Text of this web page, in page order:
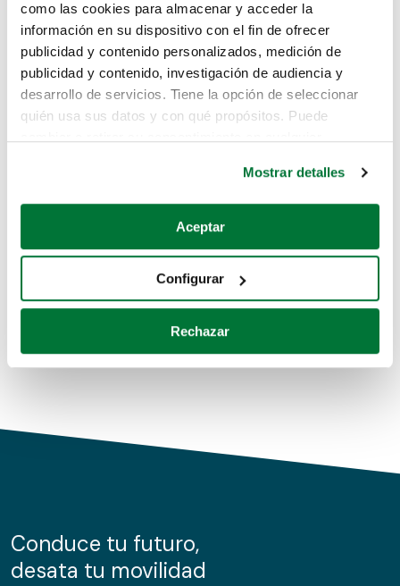
como las cookies para almacenar y acceder la
información en su dispositivo con el fin de ofrecer
publicidad y contenido personalizados, medición de
publicidad y contenido, investigación de audiencia y
desarrollo de servicios. Tiene la opción de seleccionar
quién usa sus datos y con qué propósitos. Puede
Si lo permite, también quisiéramos:
Recopilar información sobre su ubicación geográfica
Identificar su dispositivo analizándolo activamente
para buscar características específicas (huellas
Obtenga más información sobre cómo se procesan sus
de cookies.
información sobre el uso que haga del sitio web con
nuestros partners de redes sociales, publicidad y análisis
Mostrar detalles
Aceptar
Configurar
Rechazar
Lo sentimos, no sabemos como
te hemos traido hasta aquí.
Pero puedes encontrar el coche que estás
buscando en alguno de estos enlaces:
Coches de segunda mano
Coches de km0
Conduce tu futuro,
desata tu movilidad